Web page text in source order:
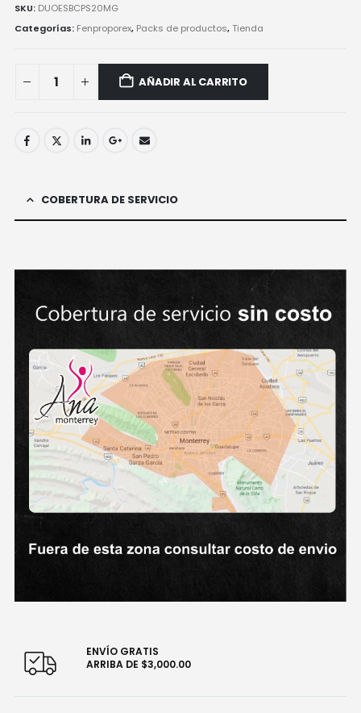
SKU: DUOESBCPS20MG
Categorías: Fenproporex, Packs de productos,Tienda
AÑADIR AL CARRITO
COBERTURA DE SERVICIO
ENVÍO GRATIS
ARRIBA DE $3,000.00